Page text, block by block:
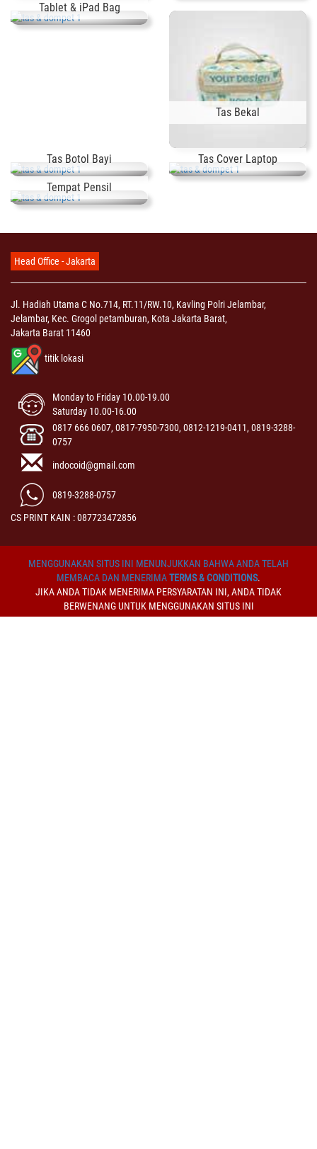
Tablet & iPad Bag
Tas Bekal
Tas Botol Bayi Tas Cover Laptop
Tempat Pensil
Head Office - Jakarta
Jl. Hadiah Utama C No.714, RT.11/RW.10, Kavling Polri Jelambar,
Jelambar, Kec. Grogol petamburan, Kota Jakarta Barat,
Jakarta Barat 11460
titik lokasi
Monday to Friday 10.00-19.00
Saturday 10.00-16.00
0817 666 0607, 0817-7950-7300, 0812-1219-0411, 0819-3288-
0757
indocoid@gmail.com
0819-3288-0757
CS PRINT KAIN : 087723472856
MENGGUNAKAN SITUS INI MENUNJUKKAN BAHWA ANDA TELAH
MEMBACA DAN MENERIMATERMS & CONDITIONS.
JIKA ANDA TIDAK MENERIMA PERSYARATAN INI, ANDA TIDAK
BERWENANG UNTUK MENGGUNAKAN SITUS INI